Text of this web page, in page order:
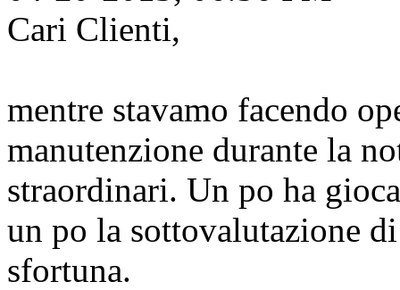
Cari Clienti,
mentre stavamo facendo
manutenzione durante la
straordinari. Un po ha
un po la sottovalutazione
sfortuna.